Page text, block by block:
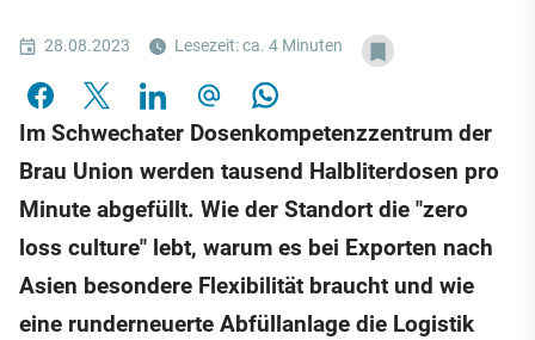
28.08.2023 Lesezeit: ca. 4 Minuten
Im Schwechater Dosenkompetenzzentrum der
Brau Union werden tausend Halbliterdosen pro
Minute abgefüllt. Wie der Standort die "zero
loss culture" lebt, warum es bei Exporten nach
Asien besondere Flexibilität braucht und wie
eine runderneuerte Abfüllanlage die Logistik